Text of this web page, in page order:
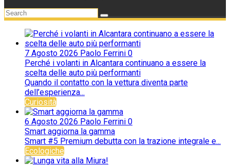
7 Agosto 2026 Paolo Ferrini 0
Perché i volanti in Alcantara continuano a essere la
scelta delle auto più performanti
Quando il contatto con la vettura diventa parte
dell’esperienza...
Curiosità
6 Agosto 2026 Paolo Ferrini 0
Smart aggiorna la gamma
Smart #5 Premium debutta con la trazione integrale e...
Ecologiche